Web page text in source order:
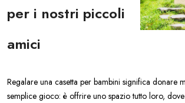
per i nostri piccoli
amici
Regalare una casetta per bambini significa donare
semplice gioco: è offrire uno spazio tutto loro,